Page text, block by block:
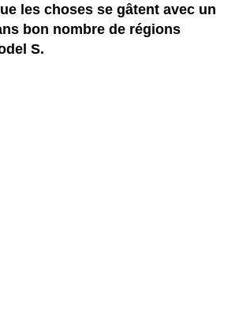
les choses se gâtent avec un
bon nombre de régions
S.